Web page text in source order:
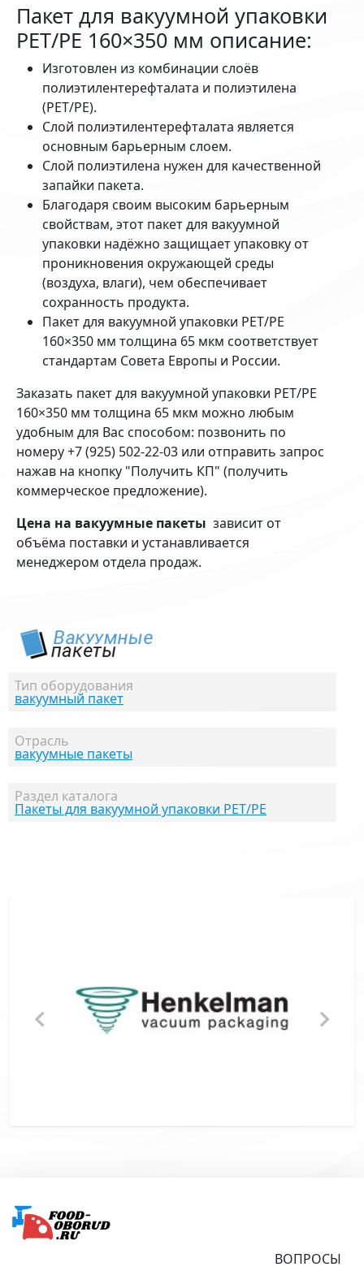
Тип оборудования
вакуумный пакет
Отрасль
вакуумные пакеты
Раздел каталога
Пакеты для вакуумной упаковки PET/PE
Пакет для вакуумной упаковки
PET/PE 160×350 мм описание:
Изготовлен из комбинации слоёв
полиэтилентерефталата и полиэтилена
(PET/PE).
Слой полиэтилентерефталата является
основным барьерным слоем.
Слой полиэтилена нужен для качественной
запайки пакета.
Благодаря своим высоким барьерным
свойствам, этот пакет для вакуумной
упаковки надёжно защищает упаковку от
проникновения окружающей среды
(воздуха, влаги), чем обеспечивает
сохранность продукта.
Пакет для вакуумной упаковки PET/PE
160×350 мм толщина 65 мкм соответствует
стандартам Совета Европы и России.
Заказать пакет для вакуумной упаковки PET/PE
160×350 мм толщина 65 мкм можно любым
удобным для Вас способом: позвонить по
номеру +7 (925) 502-22-03 или отправить запрос
нажав на кнопку "Получить КП" (получить
коммерческое предложение).
Цена на вакуумные пакеты зависит от
объёма поставки и устанавливается
менеджером отдела продаж.
ВОПРОСЫ